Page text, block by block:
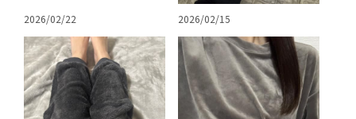
2026/02/22 2026/02/15